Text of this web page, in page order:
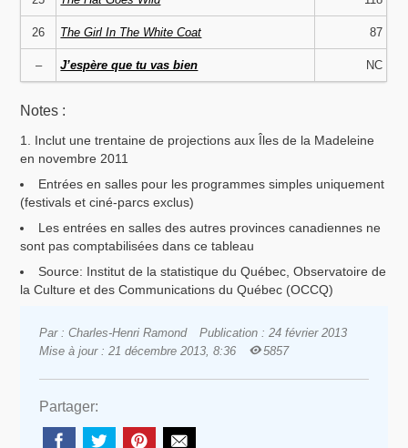
26 The Girl In The White Coat 87
– J’espère que tu vas bien NC
Notes :
Inclut une trentaine de projections aux Îles de la Madeleine
en novembre 2011
Entrées en salles pour les programmes simples uniquement
(festivals et ciné-parcs exclus)
Les entrées en salles des autres provinces canadiennes ne
sont pas comptabilisées dans ce tableau
Source: Institut de la statistique du Québec, Observatoire de
la Culture et des Communications du Québec (OCCQ)
Par : Charles-Henri Ramond
Publication : 24 février 2013
Mise à jour : 21 décembre 2013, 8:36
5857
Partager: